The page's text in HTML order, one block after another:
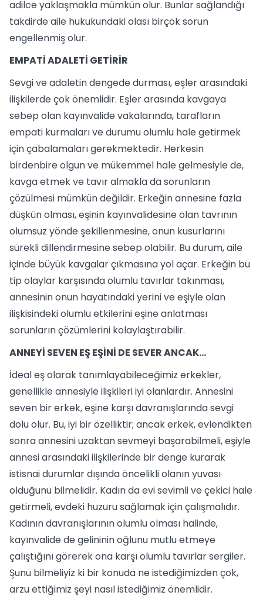
adilce yaklaşmakla mümkün olur. Bunlar sağlandığı
takdirde aile hukukundaki olası birçok sorun
engellenmiş olur.
EMPATİ ADALETİ GETİRİR
Sevgi ve adaletin dengede durması, eşler arasındaki
ilişkilerde çok önemlidir. Eşler arasında kavgaya
sebep olan kayınvalide vakalarında, tarafların
empati kurmaları ve durumu olumlu hale getirmek
için çabalamaları gerekmektedir. Herkesin
birdenbire olgun ve mükemmel hale gelmesiyle de,
kavga etmek ve tavır almakla da sorunların
çözülmesi mümkün değildir. Erkeğin annesine fazla
düşkün olması, eşinin kayınvalidesine olan tavrının
olumsuz yönde şekillenmesine, onun kusurlarını
sürekli dillendirmesine sebep olabilir. Bu durum, aile
içinde büyük kavgalar çıkmasına yol açar. Erkeğin bu
tip olaylar karşısında olumlu tavırlar takınması,
annesinin onun hayatındaki yerini ve eşiyle olan
ilişkisindeki olumlu etkilerini eşine anlatması
sorunların çözümlerini kolaylaştırabilir.
ANNEYİ SEVEN EŞ EŞİNİ DE SEVER ANCAK…
İdeal eş olarak tanımlayabileceğimiz erkekler,
genellikle annesiyle ilişkileri iyi olanlardır. Annesini
seven bir erkek, eşine karşı davranışlarında sevgi
dolu olur. Bu, iyi bir özelliktir; ancak erkek, evlendikten
sonra annesini uzaktan sevmeyi başarabilmeli, eşiyle
annesi arasındaki ilişkilerinde bir denge kurarak
istisnai durumlar dışında öncelikli olanın yuvası
olduğunu bilmelidir. Kadın da evi sevimli ve çekici hale
getirmeli, evdeki huzuru sağlamak için çalışmalıdır.
Kadının davranışlarının olumlu olması halinde,
kayınvalide de gelininin oğlunu mutlu etmeye
çalıştığını görerek ona karşı olumlu tavırlar sergiler.
Şunu bilmeliyiz ki bir konuda ne istediğimizden çok,
arzu ettiğimiz şeyi nasıl istediğimiz önemlidir.